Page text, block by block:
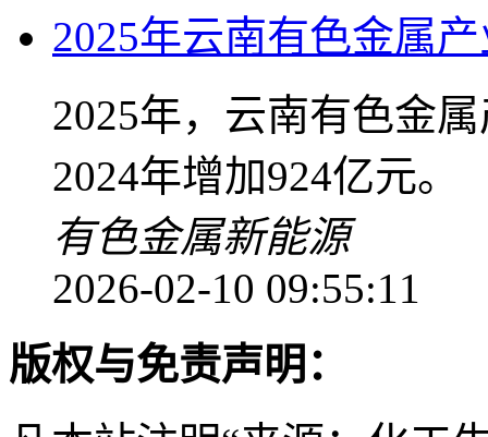
2025年云南有色金属
2025年，云南有色金
2024年增加924亿元。
有色金属新能源
2026-02-10 09:55:11
版权与免责声明：